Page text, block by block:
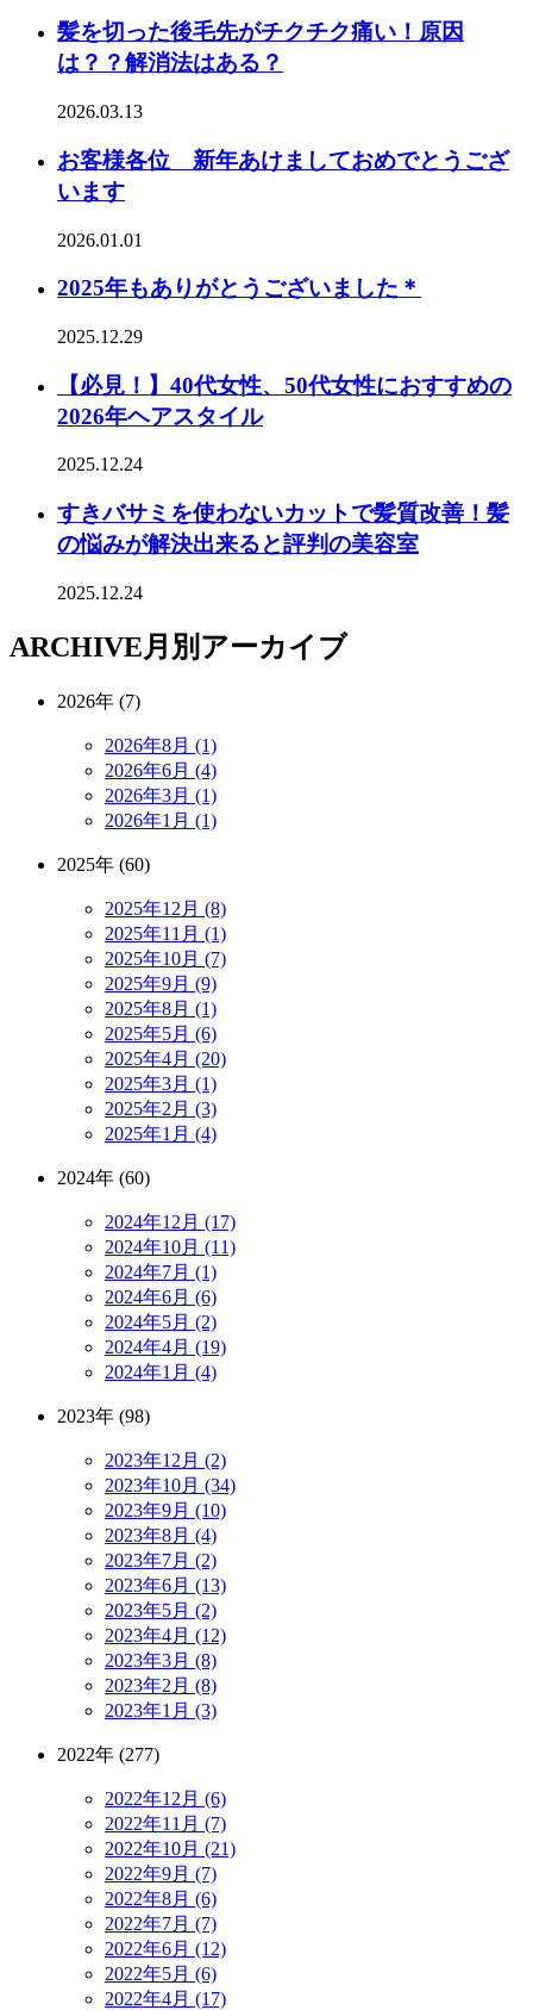
髪を切った後毛先がチクチク痛い！原因
は？？解消法はある？
2026.03.13
お客様各位 新年あけましておめでとうござ
います
2026.01.01
2025年もありがとうございました＊
2025.12.29
【必見！】40代女性、50代女性におすすめの
2026年ヘアスタイル
2025.12.24
すきバサミを使わないカットで髪質改善！髪
の悩みが解決出来ると評判の美容室
2025.12.24
ARCHIVE月別アーカイブ
2026年 (7)
2026年8月 (1)
2026年6月 (4)
2026年3月 (1)
2026年1月 (1)
2025年 (60)
2025年12月 (8)
2025年11月 (1)
2025年10月 (7)
2025年9月 (9)
2025年8月 (1)
2025年5月 (6)
2025年4月 (20)
2025年3月 (1)
2025年2月 (3)
2025年1月 (4)
2024年 (60)
2024年12月 (17)
2024年10月 (11)
2024年7月 (1)
2024年6月 (6)
2024年5月 (2)
2024年4月 (19)
2024年1月 (4)
2023年 (98)
2023年12月 (2)
2023年10月 (34)
2023年9月 (10)
2023年8月 (4)
2023年7月 (2)
2023年6月 (13)
2023年5月 (2)
2023年4月 (12)
2023年3月 (8)
2023年2月 (8)
2023年1月 (3)
2022年 (277)
2022年12月 (6)
2022年11月 (7)
2022年10月 (21)
2022年9月 (7)
2022年8月 (6)
2022年7月 (7)
2022年6月 (12)
2022年5月 (6)
2022年4月 (17)